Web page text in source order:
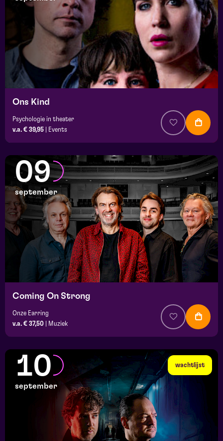
Ons Kind
Psychologie in theater
v.a. € 39,95
Events
09
september
Coming On Strong
Onze Earring
v.a. € 37,50
Muziek
wachtlijst
10
september